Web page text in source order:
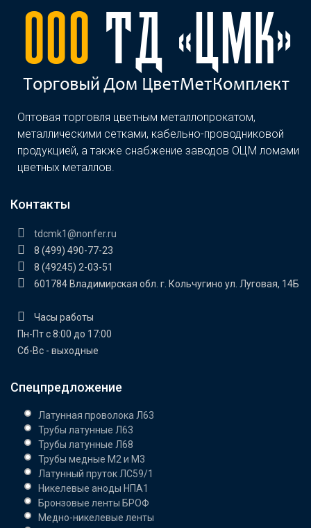
Оптовая торговля цветным металлопрокатом,
металлическими сетками, кабельно-проводниковой
продукцией, а также снабжение заводов ОЦМ ломами
цветных металлов.
Контакты
tdcmk1@nonfer.ru
8 (499) 490-77-23
8 (49245) 2-03-51
601784 Владимирская обл. г. Кольчугино ул. Луговая, 14Б
Часы работы
Пн-Пт с 8:00 до 17:00
Сб-Вс - выходные
Спецпредложение
Латунная проволока Л63
Трубы латунные Л63
Трубы латунные Л68
Трубы медные М2 и М3
Латунный пруток ЛС59/1
Никелевые аноды НПА1
Бронзовые ленты БРОФ
Медно-никелевые ленты